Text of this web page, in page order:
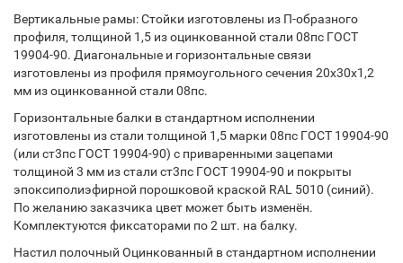
Вертикальные рамы: Стойки изготовлены из П-образного
профиля, толщиной 1,5 из оцинкованной стали 08пс ГОСТ
19904-90. Диагональные и горизонтальные связи
изготовлены из профиля прямоугольного сечения 20х30х1,2
мм из оцинкованной стали 08пс.
Горизонтальные балки в стандартном исполнении
изготовлены из стали толщиной 1,5 марки 08пс ГОСТ 19904-90
(или ст3пс ГОСТ 19904-90) с приваренными зацепами
толщиной 3 мм из стали ст3пс ГОСТ 19904-90 и покрыты
эпоксиполиэфирной порошковой краской RAL 5010 (синий).
По желанию заказчика цвет может быть изменён.
Комплектуются фиксаторами по 2 шт. на балку.
Настил полочный Оцинкованный в стандартном исполнении